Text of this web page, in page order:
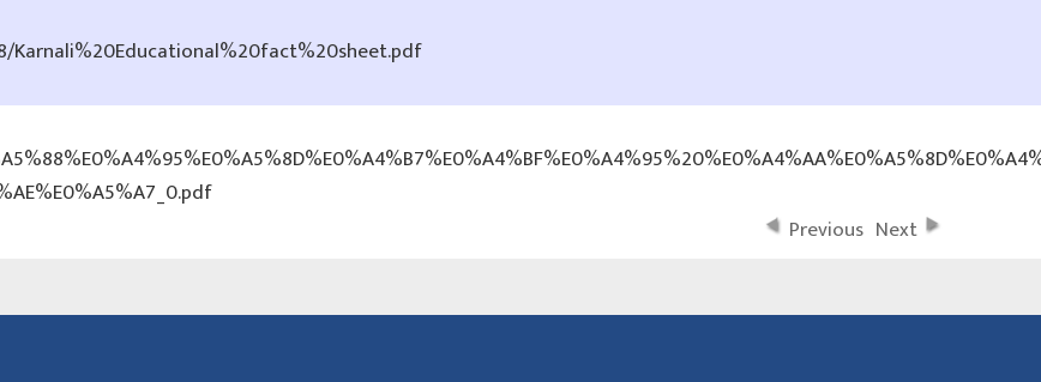
Previous Next